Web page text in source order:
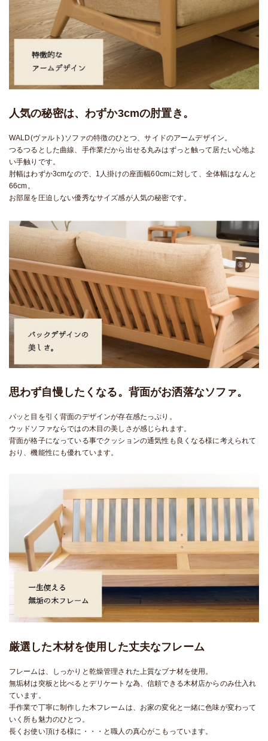
人気の秘密は、わずか3cmの肘置き。
WALD(ヴァルト)ソファの特徴のひとつ、サイドのアームデザイン。
つるつるとした曲線、手作業だから出せる丸みはずっと触って居たい心地よ
い手触りです。
肘幅はわずか3cmなので、1人掛けの座面幅60cmに対して、全体幅はなんと
66cm。
お部屋を圧迫しない優秀なサイズ感が人気の秘密です。
思わず自慢したくなる。背面がお洒落なソファ。
パッと目を引く背面のデザインが存在感たっぷり。
ウッドソファならではの木目の美しさが感じられます。
背面が格子になっている事でクッションの通気性も良くなる様に考えられて
おり、機能性にも優れています。
厳選した木材を使用した丈夫なフレーム
フレームは、しっかりと乾燥管理された上質なブナ材を使用。
無垢材は突板と比べるとデリケートな為、信頼できる木材店からのみ仕入れ
ています。
手作業で丁寧に制作した木フレームは、お家の変化と一緒に色味が変わって
いく所も魅力のひとつ。
長くお使い頂ける様に・・・と職人の真心がこもっています。